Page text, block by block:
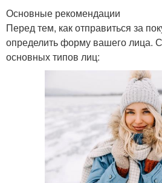
Основные рекомендации
Перед тем, как отправиться за
определить форму вашего лица.
основных типов лиц: